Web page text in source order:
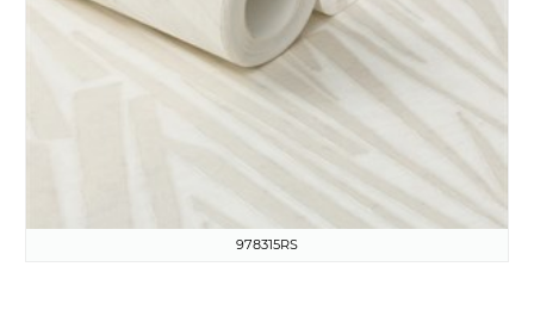
978315RS